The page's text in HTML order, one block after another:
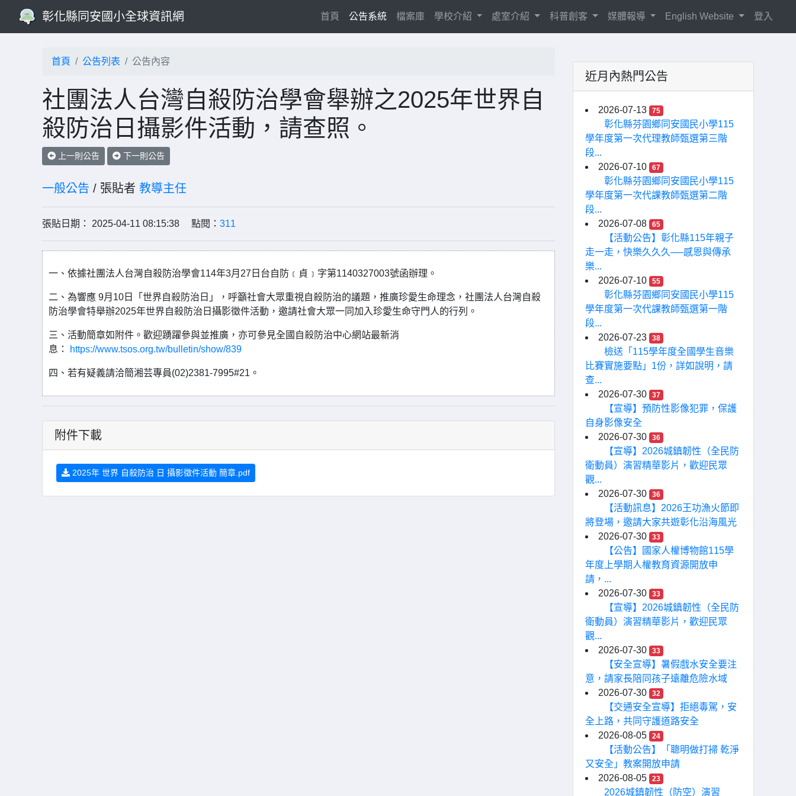
彰化縣同安國小全球資訊網 首頁(current)
公告系統 檔案庫 學校介紹 處室介紹 科普創客 媒體報導 English Website 登入
首頁 公告列表 公告內容
社團法人台灣自殺防治學會舉辦之2025年世界自
殺防治日攝影件活動，請查照。
上一則公告 下一則公告
一般公告 / 張貼者 教導主任
張貼日期： 2025-04-11 08:15:38 點閱： 311
一、依據社團法人台灣自殺防治學會114年3月27日台自防﹝貞﹞字第1140327003號函辦理。
二、為響應 9月10日「世界自殺防治日」，呼籲社會大眾重視自殺防治的議題，推廣珍愛生命理念，社團法人台灣自殺
防治學會特舉辦2025年世界自殺防治日攝影徵件活動，邀請社會大眾一同加入珍愛生命守門人的行列。
三、活動簡章如附件。歡迎踴躍參與並推廣，亦可參見全國自殺防治中心網站最新消
息：
https://www.tsos.org.tw/bulletin/show/839
四、若有疑義請洽簡湘芸專員(02)2381-7995#21。
附件下載
2025年 世界 自殺防治 日 攝影徵件活動 簡章.pdf
近月內熱門公告
2026-07-13 75
彰化縣芬園鄉同安國民小學115
學年度第一次代理教師甄選第三階
段...
2026-07-10
67
彰化縣芬園鄉同安國民小學115
學年度第一次代課教師甄選第二階
段...
2026-07-08
65
【活動公告】彰化縣115年親子
走一走，快樂久久久──感恩與傳承
樂...
2026-07-10
55
彰化縣芬園鄉同安國民小學115
學年度第一次代課教師甄選第一階
段...
2026-07-23
38
檢送「115學年度全國學生音樂
比賽實施要點」1份，詳如說明，請
查...
2026-07-30
37
【宣導】預防性影像犯罪，保護
自身影像安全
2026-07-30
36
【宣導】2026城鎮韌性（全民防
衛動員）演習精華影片，歡迎民眾
觀...
2026-07-30
36
【活動訊息】2026王功漁火節即
將登場，邀請大家共遊彰化沿海風光
2026-07-30
33
【公告】國家人權博物館115學
年度上學期人權教育資源開放申
請，...
2026-07-30
33
【宣導】2026城鎮韌性（全民防
衛動員）演習精華影片，歡迎民眾
觀...
2026-07-30
33
【安全宣導】暑假戲水安全要注
意，請家長陪同孩子遠離危險水域
2026-07-30
32
【交通安全宣導】拒絕毒駕，安
全上路，共同守護道路安全
2026-08-05
24
【活動公告】「聰明做打掃 乾淨
又安全」教案開放申請
2026-08-05
23
2026城鎮韌性（防空）演習